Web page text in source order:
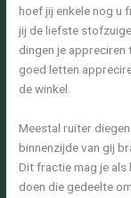
hoef jij enkele nog u
jij de liefste
dingen je appreciren
goed letten
de winkel.
Meestal ruiter
binnenzijde van gij
Dit fractie mag je als
doen die gedeelte